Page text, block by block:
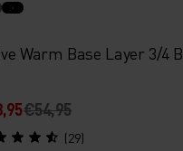
Warm Base Layer 3/4
€54,95
(29)